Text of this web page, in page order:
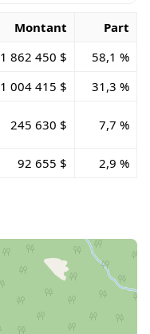
Montant
Part
1 862 450 $
58,1 %
1 004 415 $
31,3 %
245 630 $ 7,7 %
92 655 $ 2,9 %